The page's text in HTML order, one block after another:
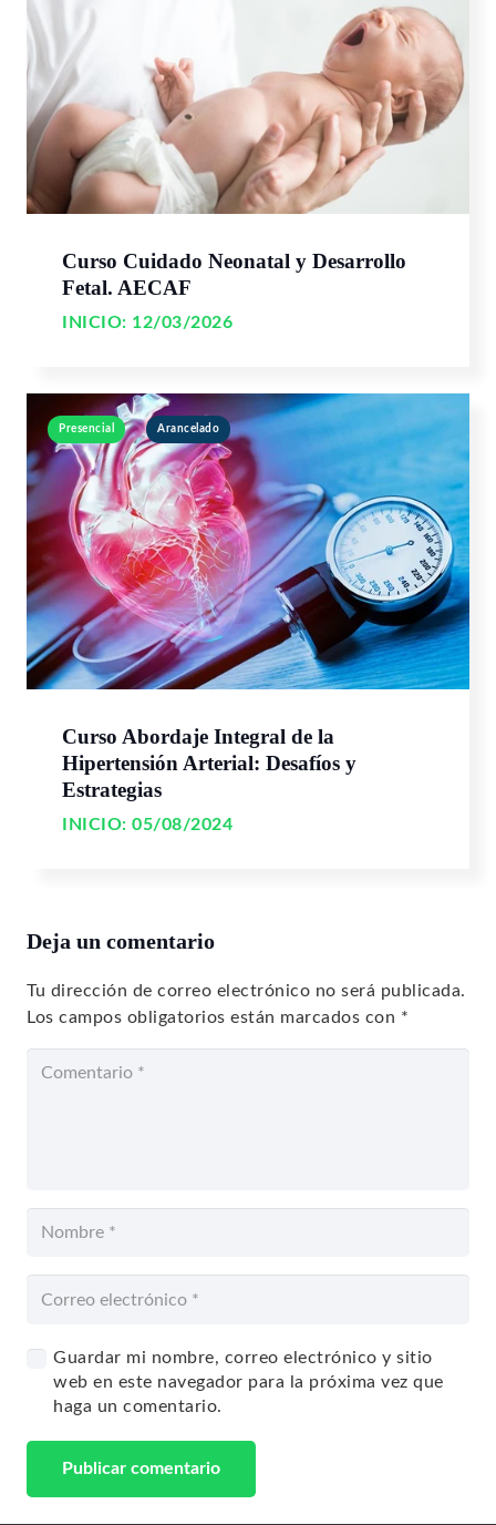
Curso Cuidado Neonatal y Desarrollo
Fetal. AECAF
INICIO: 12/03/2026
Presencial Arancelado
Curso Abordaje Integral de la
Hipertensión Arterial: Desafíos y
Estrategias
INICIO:05/08/2024
Deja un comentario
Tu dirección de correo electrónico no será publicada.
Los campos obligatorios están marcados con *
Guardar mi nombre, correo electrónico y sitio
web en este navegador para la próxima vez que
haga un comentario.
Publicar comentario